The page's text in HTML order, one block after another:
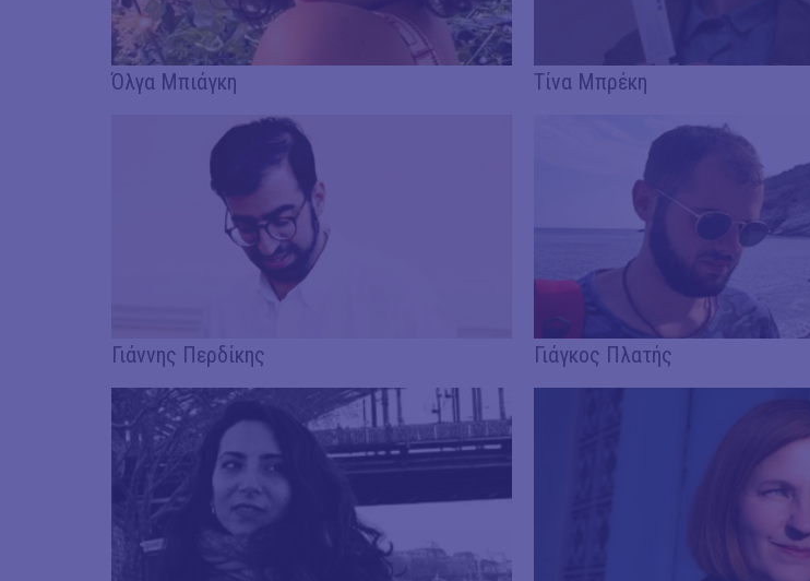
Όλγα Μπιάγκη Τίνα Μπρέκη
Γιάννης Περδίκης Γιάγκος Πλατής